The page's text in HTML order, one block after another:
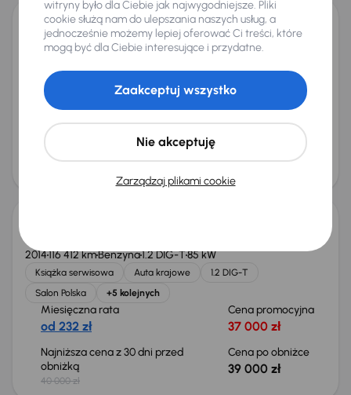
Nissan Qashqai
2019 115 932 kmBenzyna 1.3 DIG-T103 kW
Książka serwisowa Auta krajowe
1.3 DIG-T
Salon Polska
+6 kolejnych
Miesięczna rata
od 339 zł
Cena promocyjna
54 000 zł
Cena
Świeżo skupione
Nissan Qashqai
2014116 412 kmBenzyna1.2 DIG-T85 kW
Książka serwisowa Auta krajowe
1.2 DIG-T
Salon Polska
+5 kolejnych
Miesięczna rata
od 232 zł
Cena promocyjna
37 000 zł
Najniższa cena z 30 dni przed
obniżką
40 000 zł
Cena po obniżce
39 000 zł
Świeżo skupione
witryny było dla Ciebie jak najwygodniejsze. Pliki
cookie służą nam do ulepszania naszych usług, a
jednocześnie możemy lepiej oferować Ci treści, które
mogą być dla Ciebie interesujące i przydatne.
Zarządzaj plikami cookie
Nie akceptuję
Zaakceptuj wszystko